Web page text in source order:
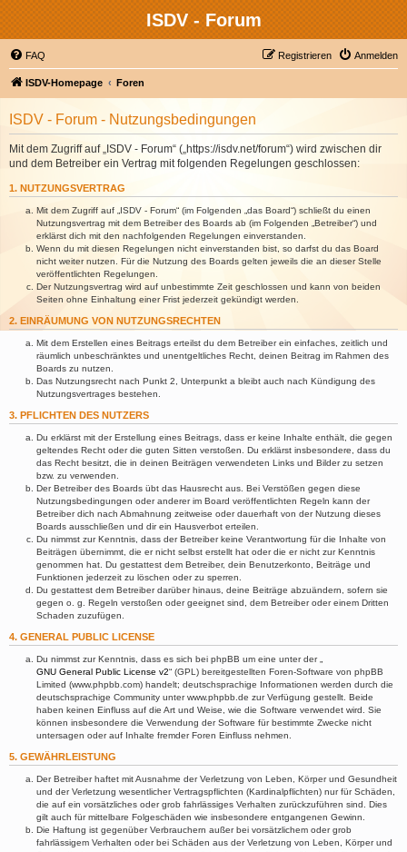
ISDV - Forum
FAQ Anmelden
Registrieren
ISDV-Homepage Foren
ISDV - Forum - Nutzungsbedingungen
Mit dem Zugriff auf „ISDV - Forum“ („https://isdv.net/forum“) wird zwischen dir
und dem Betreiber ein Vertrag mit folgenden Regelungen geschlossen:
1. NUTZUNGSVERTRAG
Mit dem Zugriff auf „ISDV - Forum“ (im Folgenden „das Board“) schließt du einen
Nutzungsvertrag mit dem Betreiber des Boards ab (im Folgenden „Betreiber“) und
erklärst dich mit den nachfolgenden Regelungen einverstanden.
Wenn du mit diesen Regelungen nicht einverstanden bist, so darfst du das Board
nicht weiter nutzen. Für die Nutzung des Boards gelten jeweils die an dieser Stelle
veröffentlichten Regelungen.
Der Nutzungsvertrag wird auf unbestimmte Zeit geschlossen und kann von beiden
Seiten ohne Einhaltung einer Frist jederzeit gekündigt werden.
2. EINRÄUMUNG VON NUTZUNGSRECHTEN
Mit dem Erstellen eines Beitrags erteilst du dem Betreiber ein einfaches, zeitlich und
räumlich unbeschränktes und unentgeltliches Recht, deinen Beitrag im Rahmen des
Boards zu nutzen.
Das Nutzungsrecht nach Punkt 2, Unterpunkt a bleibt auch nach Kündigung des
Nutzungsvertrages bestehen.
3. PFLICHTEN DES NUTZERS
Du erklärst mit der Erstellung eines Beitrags, dass er keine Inhalte enthält, die gegen
geltendes Recht oder die guten Sitten verstoßen. Du erklärst insbesondere, dass du
das Recht besitzt, die in deinen Beiträgen verwendeten Links und Bilder zu setzen
bzw. zu verwenden.
Der Betreiber des Boards übt das Hausrecht aus. Bei Verstößen gegen diese
Nutzungsbedingungen oder anderer im Board veröffentlichten Regeln kann der
Betreiber dich nach Abmahnung zeitweise oder dauerhaft von der Nutzung dieses
Boards ausschließen und dir ein Hausverbot erteilen.
Du nimmst zur Kenntnis, dass der Betreiber keine Verantwortung für die Inhalte von
Beiträgen übernimmt, die er nicht selbst erstellt hat oder die er nicht zur Kenntnis
genommen hat. Du gestattest dem Betreiber, dein Benutzerkonto, Beiträge und
Funktionen jederzeit zu löschen oder zu sperren.
Du gestattest dem Betreiber darüber hinaus, deine Beiträge abzuändern, sofern sie
gegen o. g. Regeln verstoßen oder geeignet sind, dem Betreiber oder einem Dritten
Schaden zuzufügen.
4. GENERAL PUBLIC LICENSE
Du nimmst zur Kenntnis, dass es sich bei phpBB um eine unter der „
GNU General Public License v2“ (GPL) bereitgestellten Foren-Software von phpBB
Limited (www.phpbb.com) handelt; deutschsprachige Informationen werden durch die
deutschsprachige Community unter www.phpbb.de zur Verfügung gestellt. Beide
haben keinen Einfluss auf die Art und Weise, wie die Software verwendet wird. Sie
können insbesondere die Verwendung der Software für bestimmte Zwecke nicht
untersagen oder auf Inhalte fremder Foren Einfluss nehmen.
5. GEWÄHRLEISTUNG
Der Betreiber haftet mit Ausnahme der Verletzung von Leben, Körper und Gesundheit
und der Verletzung wesentlicher Vertragspflichten (Kardinalpflichten) nur für Schäden,
die auf ein vorsätzliches oder grob fahrlässiges Verhalten zurückzuführen sind. Dies
gilt auch für mittelbare Folgeschäden wie insbesondere entgangenen Gewinn.
Die Haftung ist gegenüber Verbrauchern außer bei vorsätzlichem oder grob
fahrlässigem Verhalten oder bei Schäden aus der Verletzung von Leben, Körper und